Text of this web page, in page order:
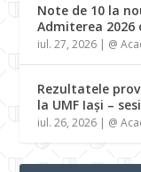
Note de 10 la
Admiterea 2026
iul. 27, 2026 | @
Rezultatele
la UMF Iași –
iul. 26, 2026 | @